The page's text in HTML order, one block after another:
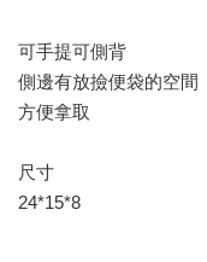
可手提可側背
側邊有放撿便袋的空間
方便拿取
尺寸
24*15*8